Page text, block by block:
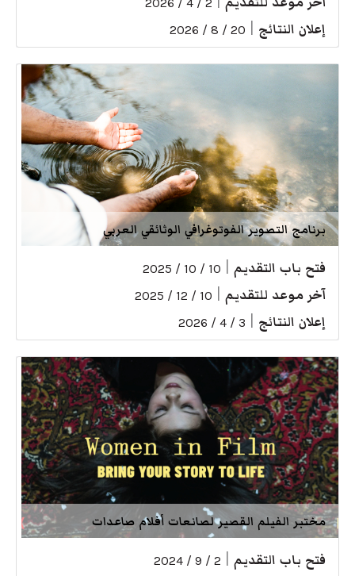
2 / 4 / 2026
إعلان النتائج 20 / 8 / 2026
برنامج التصوير الفوتوغرافي الوثائقي العربي
فتح باب التقديم 10 / 10 / 2025
آخر موعد للتقديم 10 / 12 / 2025
إعلان النتائج 3 / 4 / 2026
مختبر الفيلم القصير لصانعات أفلام صاعدات
فتح باب التقديم 2 / 9 / 2024